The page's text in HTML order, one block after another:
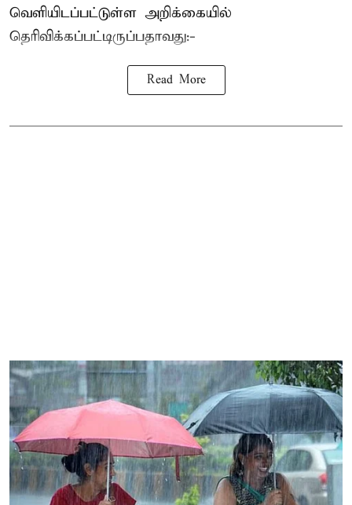
வெளியிடப்பட்டுள்ள அறிக்கையில்
தெரிவிக்கப்பட்டிருப்பதாவது:-
Read More